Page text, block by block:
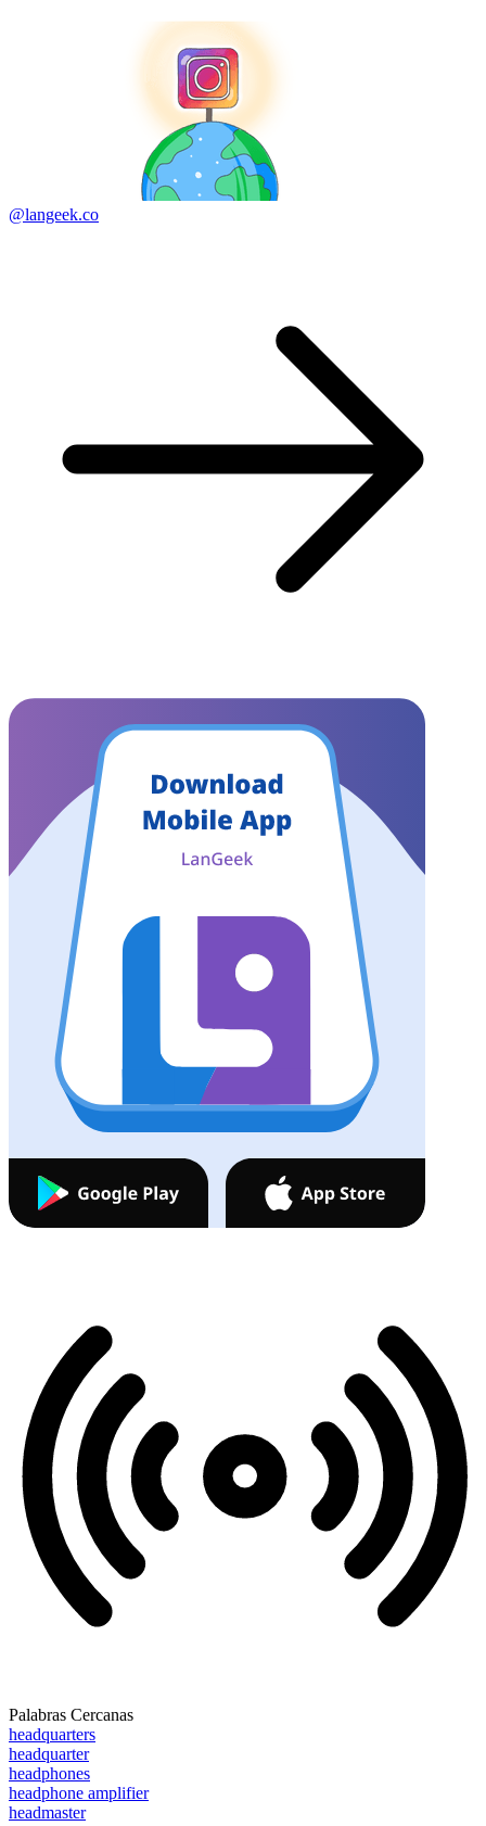
@langeek.co
Palabras Cercanas
headquarters
headquarter
headphones
headphone amplifier
headmaster